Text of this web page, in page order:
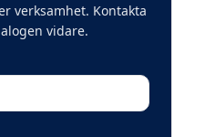
verksamhet. Kontakta
vidare.